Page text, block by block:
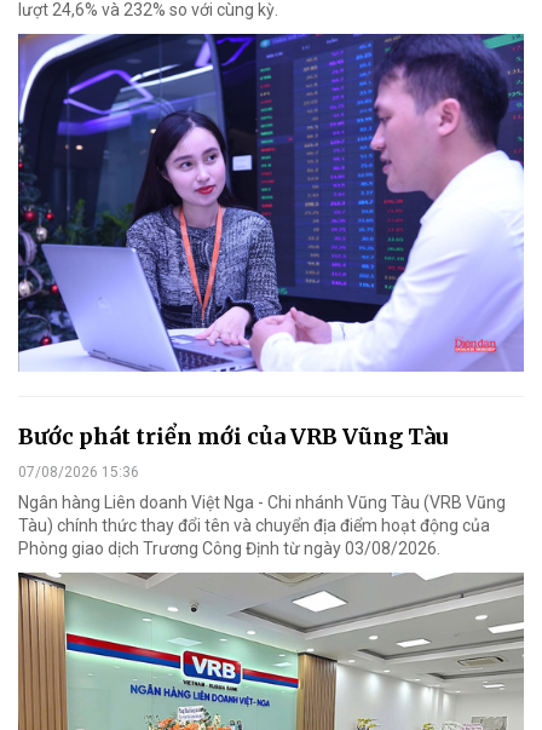
lượt 24,6% và 232% so với cùng kỳ.
Bước phát triển mới của VRB Vũng Tàu
07/08/2026 15:36
Ngân hàng Liên doanh Việt Nga - Chi nhánh Vũng Tàu (VRB Vũng
Tàu) chính thức thay đổi tên và chuyển địa điểm hoạt động của
Phòng giao dịch Trương Công Định từ ngày 03/08/2026.